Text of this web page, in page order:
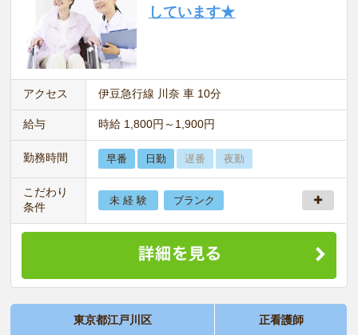
しています★
アクセス 伊豆急行線 川奈 車 10分
給与 時給 1,800円～1,900円
勤務時間 早番 日勤 遅番 夜勤
こだわり
条件
未 経 験 ブランク
東京都江戸川区 正看護師